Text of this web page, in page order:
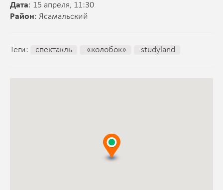
Дата: 15 апреля, 11:30
Район: Ясамальский
Теги: спектакль «колобок» studyland